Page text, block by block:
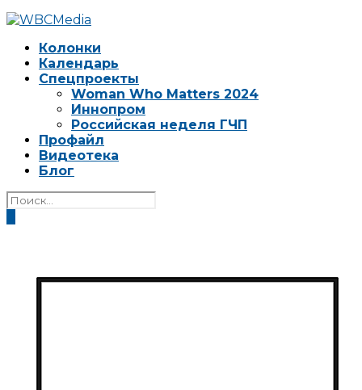
Колонки
Календарь
Спецпроекты
Woman Who Matters 2024
Иннопром
Российская неделя ГЧП
Профайл
Видеотека
Блог